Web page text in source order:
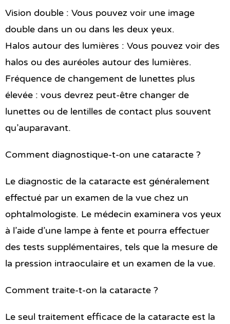
Vision double : Vous pouvez voir une image
double dans un ou dans les deux yeux.
Halos autour des lumières : Vous pouvez voir des
halos ou des auréoles autour des lumières.
Fréquence de changement de lunettes plus
élevée : vous devrez peut-être changer de
lunettes ou de lentilles de contact plus souvent
qu’auparavant.
Comment diagnostique-t-on une cataracte ?
Le diagnostic de la cataracte est généralement
effectué par un examen de la vue chez un
ophtalmologiste. Le médecin examinera vos yeux
à l’aide d’une lampe à fente et pourra effectuer
des tests supplémentaires, tels que la mesure de
la pression intraoculaire et un examen de la vue.
Comment traite-t-on la cataracte ?
Le seul traitement efficace de la cataracte est la